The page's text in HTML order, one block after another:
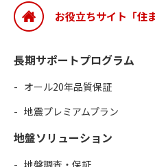
お役立ちサイト「住
長期サポートプログラム
オール20年品質保証
地震プレミアムプラン
地盤ソリューション
地盤調査・保証